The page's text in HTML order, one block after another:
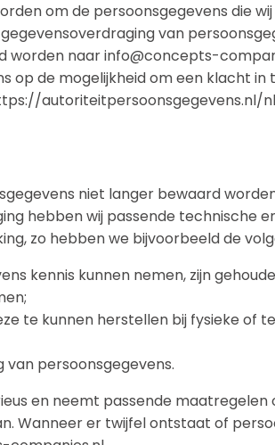
om de persoonsgegevens die
van
naar info@concepts-
de mogelijkheid om een klacht in
niet langer bewaard
hebben wij passende technische
zo hebben we bijvoorbeeld de
kennis kunnen nemen, zijn
te kunnen herstellen bij fysieke of
persoonsgegevens.
en neemt passende maatregelen
Wanneer er twijfel ontstaat of